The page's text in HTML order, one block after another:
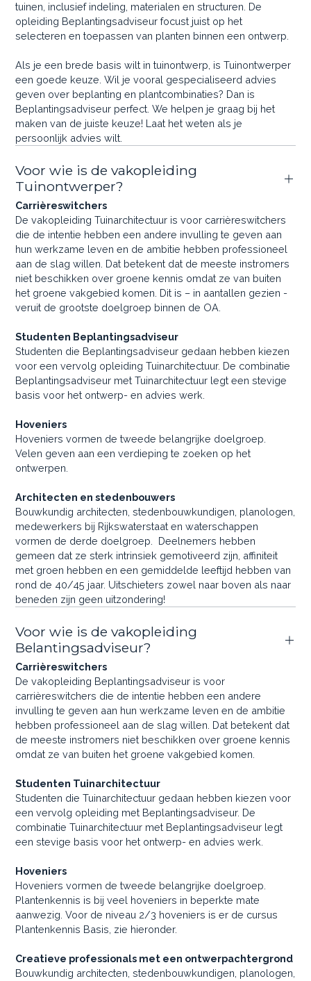
tuinen, inclusief indeling, materialen en structuren. De
opleiding Beplantingsadviseur focust juist op het
selecteren en toepassen van planten binnen een ontwerp.
Als je een brede basis wilt in tuinontwerp, is Tuinontwerper
een goede keuze. Wil je vooral gespecialiseerd advies
geven over beplanting en plantcombinaties? Dan is
Beplantingsadviseur perfect. We helpen je graag bij het
maken van de juiste keuze! Laat het weten als je
persoonlijk advies wilt.
Voor wie is de vakopleiding
Tuinontwerper?
Carrièreswitchers
De vakopleiding Tuinarchitectuur is voor carrièreswitchers
die de intentie hebben een andere invulling te geven aan
hun werkzame leven en de ambitie hebben professioneel
aan de slag willen. Dat betekent dat de meeste instromers
niet beschikken over groene kennis omdat ze van buiten
het groene vakgebied komen. Dit is – in aantallen gezien -
veruit de grootste doelgroep binnen de OA.
Studenten Beplantingsadviseur
Studenten die Beplantingsadviseur gedaan hebben kiezen
voor een vervolg opleiding Tuinarchitectuur. De combinatie
Beplantingsadviseur met Tuinarchitectuur legt een stevige
basis voor het ontwerp- en advies werk.
Hoveniers
Hoveniers vormen de tweede belangrijke doelgroep.
Velen geven aan een verdieping te zoeken op het
ontwerpen.
Architecten en stedenbouwers
Bouwkundig architecten, stedenbouwkundigen, planologen,
medewerkers bij Rijkswaterstaat en waterschappen
vormen de derde doelgroep. Deelnemers hebben
gemeen dat ze sterk intrinsiek gemotiveerd zijn, affiniteit
met groen hebben en een gemiddelde leeftijd hebben van
rond de 40/45 jaar. Uitschieters zowel naar boven als naar
beneden zijn geen uitzondering!
Voor wie is de vakopleiding
Belantingsadviseur?
Carrièreswitchers
De vakopleiding Beplantingsadviseur is voor
carrièreswitchers die de intentie hebben een andere
invulling te geven aan hun werkzame leven en de ambitie
hebben professioneel aan de slag willen. Dat betekent dat
de meeste instromers niet beschikken over groene kennis
omdat ze van buiten het groene vakgebied komen.
Studenten Tuinarchitectuur
Studenten die Tuinarchitectuur gedaan hebben kiezen voor
een vervolg opleiding met Beplantingsadviseur. De
combinatie Tuinarchitectuur met Beplantingsadviseur legt
een stevige basis voor het ontwerp- en advies werk.
Hoveniers
Hoveniers vormen de tweede belangrijke doelgroep.
Plantenkennis is bij veel hoveniers in beperkte mate
aanwezig. Voor de niveau 2/3 hoveniers is er de cursus
Plantenkennis Basis, zie hieronder.
Creatieve professionals met een ontwerpachtergrond
Bouwkundig architecten, stedenbouwkundigen, planologen,